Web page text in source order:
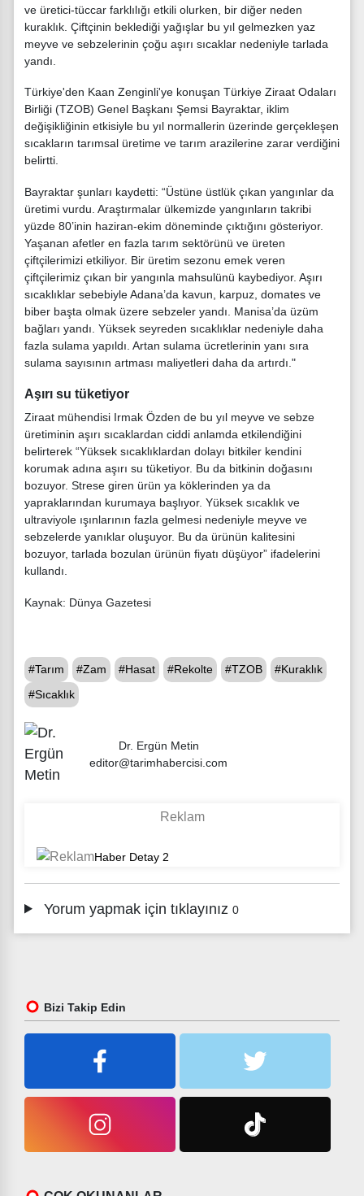
ve üretici-tüccar farklılığı etkili olurken, bir diğer neden
kuraklık. Çiftçinin beklediği yağışlar bu yıl gelmezken yaz
meyve ve sebzelerinin çoğu aşırı sıcaklar nedeniyle tarlada
yandı.
Türkiye'den Kaan Zenginli'ye konuşan Türkiye Ziraat Odaları
Birliği (TZOB) Genel Başkanı Şemsi Bayraktar, iklim
değişikliğinin etkisiyle bu yıl normallerin üzerinde gerçekleşen
sıcakların tarımsal üretime ve tarım arazilerine zarar verdiğini
belirtti.
Bayraktar şunları kaydetti: “Üstüne üstlük çıkan yangınlar da
üretimi vurdu. Araştırmalar ülkemizde yangınların takribi
yüzde 80’inin haziran-ekim döneminde çıktığını gösteriyor.
Yaşanan afetler en fazla tarım sektörünü ve üreten
çiftçilerimizi etkiliyor. Bir üretim sezonu emek veren
çiftçilerimiz çıkan bir yangınla mahsulünü kaybediyor. Aşırı
sıcaklıklar sebebiyle Adana’da kavun, karpuz, domates ve
biber başta olmak üzere sebzeler yandı. Manisa’da üzüm
bağları yandı. Yüksek seyreden sıcaklıklar nedeniyle daha
fazla sulama yapıldı. Artan sulama ücretlerinin yanı sıra
sulama sayısının artması maliyetleri daha da artırdı."
Aşırı su tüketiyor
Ziraat mühendisi Irmak Özden de bu yıl meyve ve sebze
üretiminin aşırı sıcaklardan ciddi anlamda etkilendiğini
belirterek “Yüksek sıcaklıklardan dolayı bitkiler kendini
korumak adına aşırı su tüketiyor. Bu da bitkinin doğasını
bozuyor. Strese giren ürün ya köklerinden ya da
yapraklarından kurumaya başlıyor. Yüksek sıcaklık ve
ultraviyole ışınlarının fazla gelmesi nedeniyle meyve ve
sebzelerde yanıklar oluşuyor. Bu da ürünün kalitesini
bozuyor, tarlada bozulan ürünün fiyatı düşüyor” ifadelerini
kullandı.
Kaynak: Dünya Gazetesi
#Tarım #Zam #Hasat #Rekolte #TZOB
#Kuraklık
#Sıcaklık
Dr. Ergün Metin
editor@tarimhabercisi.com
Yorum yapmak için tıklayınız 0
Bizi Takip Edin